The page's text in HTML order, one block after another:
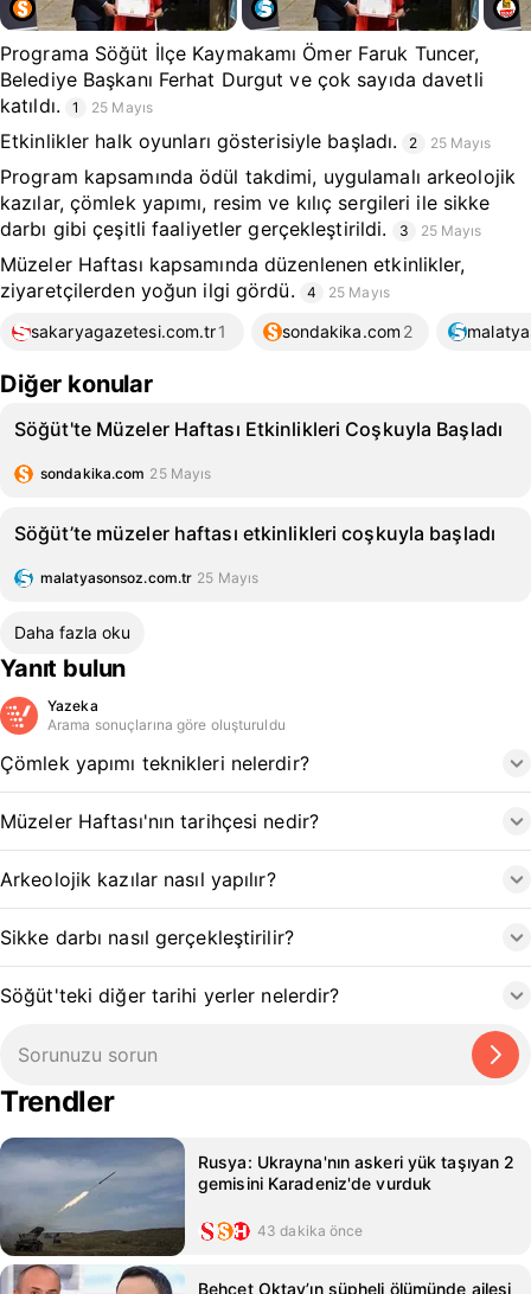
Programa Söğüt İlçe Kaymakamı Ömer Faruk Tuncer,
Belediye Başkanı Ferhat Durgut ve çok sayıda davetli
katıldı.
1 25 Mayıs
Etkinlikler halk oyunları gösterisiyle başladı. 2 25 Mayıs
Program kapsamında ödül takdimi, uygulamalı arkeolojik
kazılar, çömlek yapımı, resim ve kılıç sergileri ile sikke
darbı gibi çeşitli faaliyetler gerçekleştirildi.
3 25 Mayıs
Müzeler Haftası kapsamında düzenlenen etkinlikler,
ziyaretçilerden yoğun ilgi gördü.
4 25 Mayıs
sakaryagazetesi.com.tr1 sondakika.com 2
Diğer konular
Söğüt'te Müzeler Haftası Etkinlikleri Coşkuyla Başladı
sondakika.com 25 Mayıs
Söğüt’te müzeler haftası etkinlikleri coşkuyla başladı
malatyasonsoz.com.tr 25 Mayıs
Daha fazla oku
Yanıt bulun
Yazeka
Arama sonuçlarına göre oluşturuldu
Çömlek yapımı teknikleri nelerdir?
Müzeler Haftası'nın tarihçesi nedir?
Arkeolojik kazılar nasıl yapılır?
Sikke darbı nasıl gerçekleştirilir?
Söğüt'teki diğer tarihi yerler nelerdir?
Trendler
Rusya: Ukrayna'nın askeri yük taşıyan 2
gemisini Karadeniz'de vurduk
43 dakika önce
Behçet Oktay’ın şüpheli ölümünde ailesi